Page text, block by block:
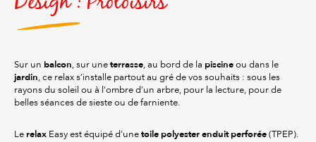
Sur un balcon, sur une terrasse, au bord de la piscine ou dans le
jardin, ce relax s’installe partout au gré de vos souhaits : sous les
rayons du soleil ou à l’ombre d’un arbre, pour la lecture, pour de
belles séances de sieste ou de farniente.
Le relax Easy est équipé d’une toile polyester enduit perforée (TPEP).